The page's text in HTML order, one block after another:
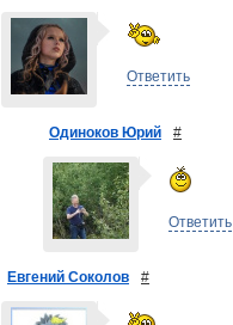
Ответить
Одиноков Юрий #
Ответить
Евгений Соколов #